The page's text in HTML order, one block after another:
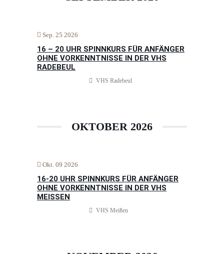
Sep. 25 2026
16 – 20 UHR SPINNKURS FÜR ANFÄNGER
OHNE VORKENNTNISSE IN DER VHS
RADEBEUL
VHS Radebeul
OKTOBER 2026
Okt. 09 2026
16-20 UHR SPINNKURS FÜR ANFÄNGER
OHNE VORKENNTNISSE IN DER VHS
MEISSEN
VHS Meißen